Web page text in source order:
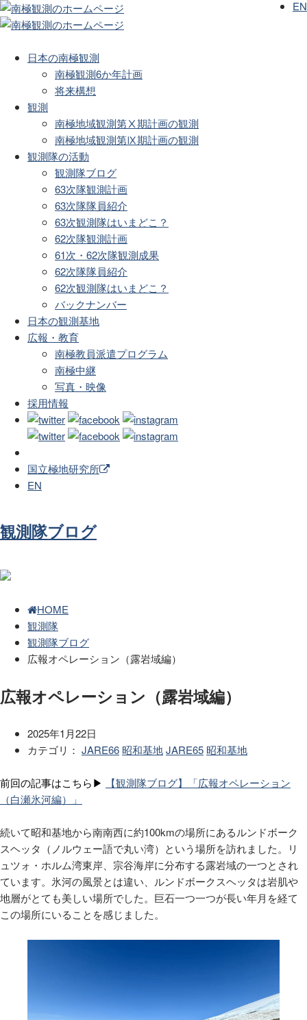
日本の南極観測
南極観測6か年計画
将来構想
観測
南極地域観測第Ⅹ期計画の観測
南極地域観測第Ⅸ期計画の観測
観測隊の活動
観測隊ブログ
63次隊観測計画
63次隊隊員紹介
63次観測隊はいまどこ？
62次隊観測計画
61次・62次隊観測成果
62次隊隊員紹介
62次観測隊はいまどこ？
バックナンバー
日本の観測基地
広報・教育
南極教員派遣プログラム
南極中継
写真・映像
採用情報
国立極地研究所
EN
EN
観測隊ブログ
HOME
観測隊
観測隊ブログ
広報オペレーション（露岩域編）
広報オペレーション（露岩域編）
2025年1月22日
カテゴリ： JARE66 昭和基地JARE65 昭和基地
前回の記事はこちら▶︎
【観測隊ブログ】「広報オペレーション
（白瀬氷河編）」
続いて昭和基地から南南西に約100kmの場所にあるルンドボーク
スヘッタ（ノルウェー語で丸い湾）という場所を訪れました。リ
ュツォ・ホルム湾東岸、宗谷海岸に分布する露岩域の一つとされ
ています。氷河の風景とは違い、ルンドボークスヘッタは岩肌や
地層がとても美しい場所でした。巨石一つ一つが長い年月を経て
この場所にいることを感じました。